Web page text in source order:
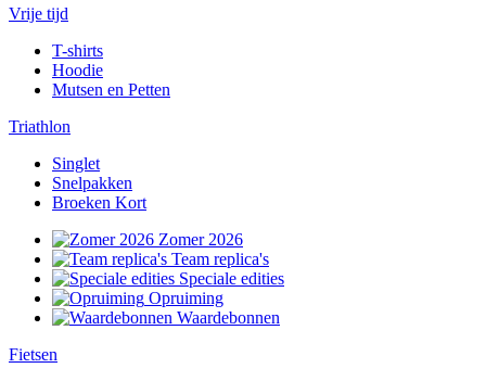
Vrije tijd
T-shirts
Hoodie
Mutsen en Petten
Triathlon
Singlet
Snelpakken
Broeken Kort
Zomer 2026
Team replica's
Speciale edities
Opruiming
Waardebonnen
Fietsen